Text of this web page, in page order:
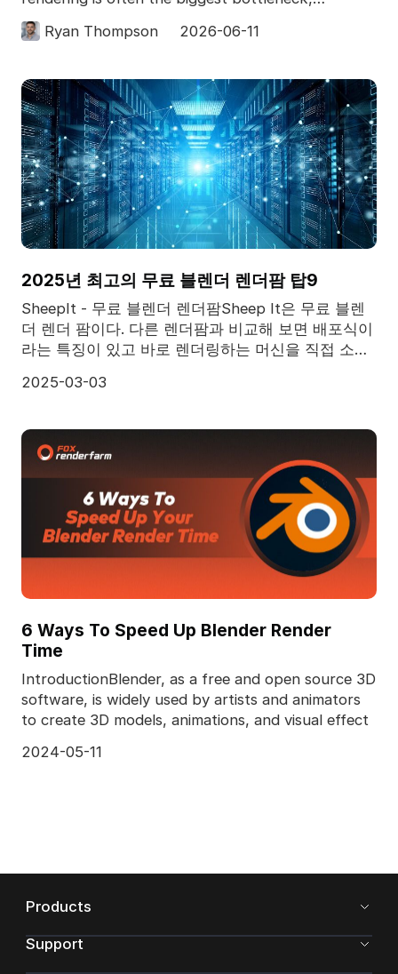
especially for c
Ryan Thompson 2026-06-11
2025년 최고의 무료 블렌더 렌더팜 탑9
SheepIt - 무료 블렌더 렌더팜Sheep It은 무료 블렌
더 렌더 팜이다. 다른 렌더팜과 비교해 보면 배포식이
라는 특징이 있고 바로 렌더링하는 머신을 직접 소유
다. 그러모로 렌더팜이 가질 수 있는 컴튜터 파워가
2025-03-03
6 Ways To Speed Up Blender Render
Time
IntroductionBlender, as a free and open source 3D
software, is widely used by artists and animators
to create 3D models, animations, and visual effect
2024-05-11
Products
Support